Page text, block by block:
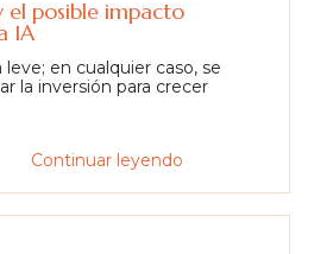
el posible impacto
IA
en cualquier caso, se
la inversión para crecer
Continuar leyendo